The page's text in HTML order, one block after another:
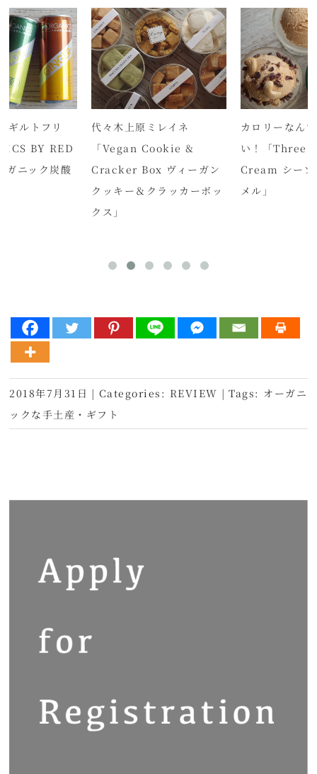
ギルトフリ
BY RED
ガニック炭酸
代々木上原ミレイネ
「Vegan Cookie &
Cracker Box ヴィーガン
クッキー＆クラッカーボッ
クス」
カロリーなん
い！「Three
Cream シーソ
メル」
2018年7月31日 | Categories: REVIEW | Tags: オーガニ
ックな手土産・ギフト